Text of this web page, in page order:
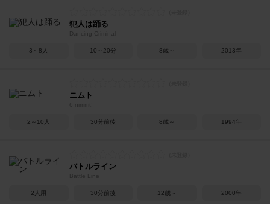
犯人は踊る
Dancing Criminal
3～8人 10～20分 8歳～ 2013年
ニムト
2～10人 30分前後 8歳～ 1994年
バトルライン
Battle Line
2人用 30分前後 12歳～ 2000年